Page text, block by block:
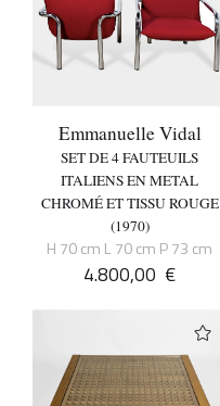
Emmanuelle Vidal
SET DE 4 FAUTEUILS
ITALIENS EN METAL
CHROMÉ ET TISSU ROUGE
(1970)
H 70 cm L 70 cm P 73 cm
4.800,00 €